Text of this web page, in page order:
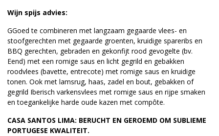
Wijn spijs advies:
GGoed te combineren met langzaam gegaarde vlees- en
stoofgerechten met gegaarde groenten, kruidige spareribs en
BBQ gerechten, gebraden en gekonfijt rood gevogelte (bv.
Eend) met een romige saus en licht gegrild en gebakken
roodvlees (bavette, entrecote) met romige saus en kruidige
tonen. Ook met lamsrug, haas, zadel en bout, gebakken of
gegrild Iberisch varkensvlees met romige saus en rijpe smaken
en toegankelijke harde oude kazen met compôte.
CASA SANTOS LIMA: BERUCHT EN GEROEMD OM SUBLIEME
PORTUGESE KWALITEIT.